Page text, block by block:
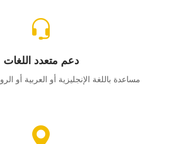
دعم متعدد اللغات
مساعدة باللغة الإنجليزية أو العربية أو